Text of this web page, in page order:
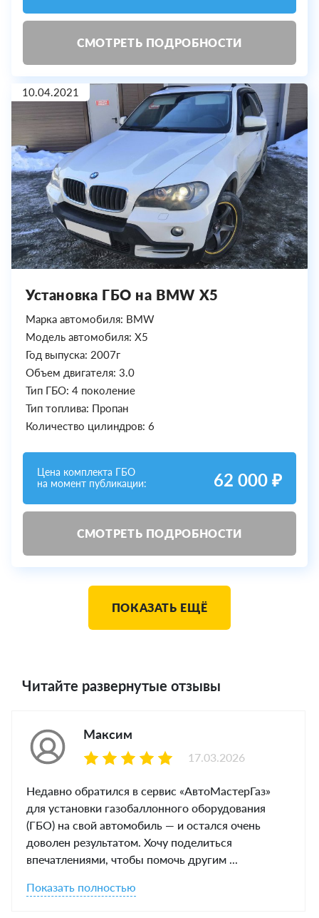
СМОТРЕТЬ ПОДРОБНОСТИ
10.04.2021
Установка ГБО на BMW X5
Марка автомобиля: BMW
Модель автомобиля: X5
Год выпуска: 2007г
Объем двигателя: 3.0
Тип ГБО: 4 поколение
Тип топлива: Пропан
Количество цилиндров: 6
Цена комплекта ГБО
на момент публикации:
62 000 ₽
СМОТРЕТЬ ПОДРОБНОСТИ
ПОКАЗАТЬ ЕЩЁ
Читайте развернутые отзывы
Максим
Недавно обратился в сервис «АвтоМастерГаз»
для установки газобаллонного оборудования
(ГБО) на свой автомобиль — и остался очень
доволен результатом. Хочу поделиться
впечатлениями, чтобы помочь другим ...
Показать полностью
17.03.2026